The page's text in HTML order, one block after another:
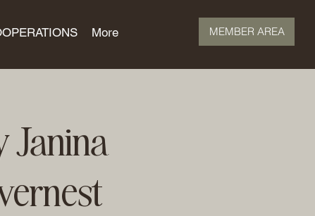
MEMBER AREA
More
Janina